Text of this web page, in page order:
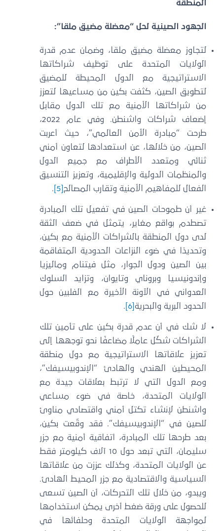
المنطقة
الجهود الصينية لحل “معضلة مضيق ملقا”:
لتجاوز معضلة مضيق ملقا، وضمان عدم قدرة
الولايات المتحدة على توظيف شراكاتها
الاستراتيجية مع الدول المحيطة للمضيق
لتطويق الصين، كثفت بكين من مساعيها لتعزز
من شراكاتها الأمنية مع تلك الدول مقابل
إضعاف شراكات واشنطن. وفي عام 2022،
طرحت “مبادرة الأمن العالمي”، حيث أعربت
الصين، من خلالها، عن استعدادها لتعاون أمني
ثنائي ومتعدد الأطراف مع جميع الدول
والمنظمات الدولية والإقليمية، وتعزيز التنسيق
الفعال للمفاهيم الأمنية وتقارب المصالح
.
غير أن طموحات الصين في تفعيل تلك المبادرة
تصطدم بواقع مغاير، يتمثل في ضعف الثقة
لدى دول المنطقة بالشراكات الأمنية مع بكين،
وتحديدًا في ضوء النزاعات الحدودية المتفاقمة
بين الصين ودول الجوار، مثل فيتنام وماليزيا
وإندونيسيا وبروناي وتايوان، وتزايد السلوك
العدواني في الآونة الأخيرة مع الفلبين حول
الحدود البرية والبحرية
.
لا شك في أن عدم قدرة بكين على تأمين تلك
الشراكات شكّل عاملًا مضاعفًا نحو توجهها إلى
تعزيز علاقاتها الاستراتيجية مع دول منطقة
المحيطين الهندي والهادئ “الإندوبيسيفك”،
ومع الدول التي لا ترتبط بعلاقات جيدة مع
الولايات المتحدة، خاصة في ضوء مساعي
واشنطن لإنشاء تكتل أمني واقتصادي مناوئ
للصين في “الإندوبيسيفك”. فقد وقّعت بكين،
بعد طرحها تلك المبادرة، اتفاقية أمنية مع جزر
سليمان، التي تبعد حول 10 آلاف كيلومتر فقط
عن الولايات المتحدة، وكذلك عززت من علاقاتها
السياسية والاقتصادية مع جزر المحيط الهادئ.
ويبدو، من خلال تلك التحركات، أن الصين تسعى
للحصول على ورقة ضغط أخرى يمكن استخدامها
لمواجهة الولايات المتحدة وحلفائها في